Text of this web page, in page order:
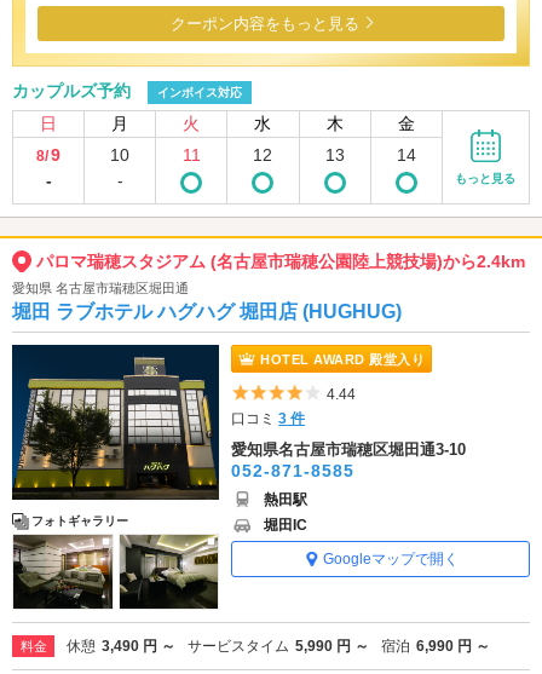
クーポン内容をもっと見る
カップルズ予約 インボイス対応
日 月 火 水 木 金
8/9
-
10
-
11 12 13 14
もっと見る
パロマ瑞穂スタジアム (名古屋市瑞穂公園陸上競技場)から2.4km
愛知県 名古屋市瑞穂区堀田通
堀田 ラブホテル ハグハグ 堀田店 (HUGHUG)
フォトギャラリー
HOTEL AWARD 殿堂入り
5つ星のうち4
4.44
口コミ3 件
愛知県名古屋市瑞穂区堀田通3-10
052-871-8585
熱田駅
堀田IC
Googleマップで開く
料金 休憩 3,490 円 ～ サービスタイム 5,990 円 ～ 宿泊 6,990 円 ～